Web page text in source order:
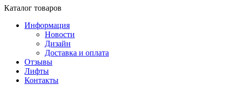
Каталог товаров
Информация
Новости
Дизайн
Доставка и оплата
Отзывы
Лифты
Контакты